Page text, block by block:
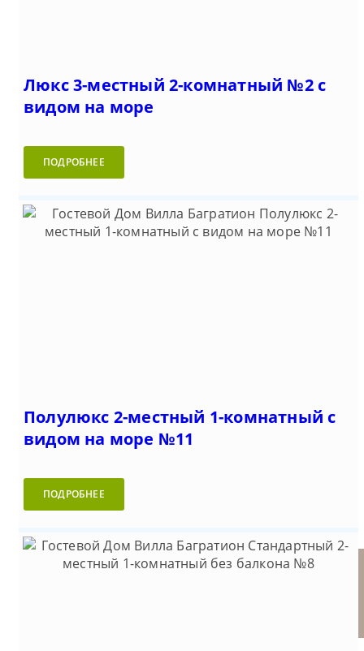
Люкс 3-местный 2-комнатный №2 с
видом на море
ПОДРОБНЕЕ
Полулюкс 2-местный 1-комнатный с
видом на море №11
ПОДРОБНЕЕ